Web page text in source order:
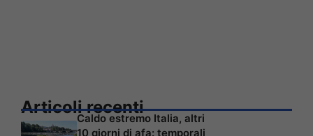
Articoli recenti
Caldo estremo Italia, altri
10 giorni di afa: temporali